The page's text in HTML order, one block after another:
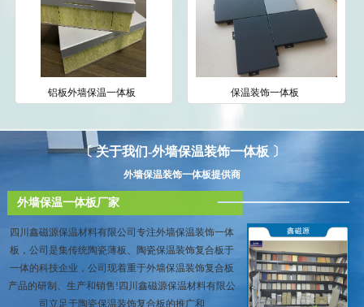
铝板外墙保温一体板 保温装饰一体板
〔 关于我们-外墙保温装饰一体板 〕
外墙保温装饰一体板提供商
外墙保温一体板厂家
四川鑫磁源保温材料有限公司专注外墙保温装饰一体
板，公司是集传统陶瓷薄板、陶瓷保温装饰复合板于
一体的科技企业，公司现着重于外墙保温装饰复合板
产品的研制、生产和销售!四川鑫磁源保温材料有限公
司立足于陶瓷保温装饰复合板的推广和